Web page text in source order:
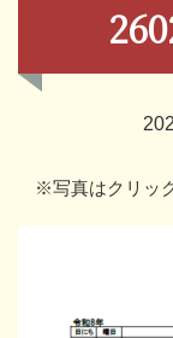
※写真はクリッ